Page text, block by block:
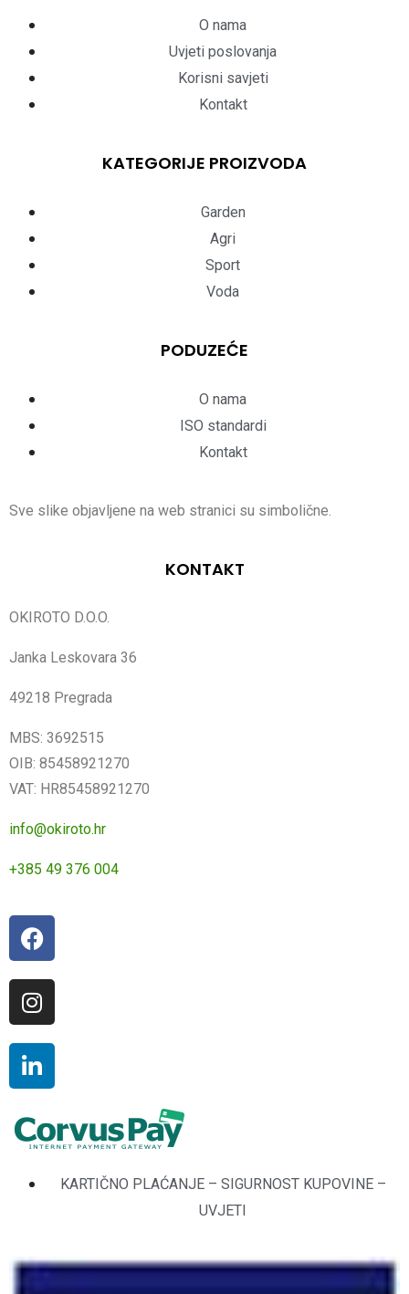
O nama
Uvjeti poslovanja
Korisni savjeti
Kontakt
KATEGORIJE PROIZVODA
Garden
Agri
Sport
Voda
PODUZEĆE
O nama
ISO standardi
Kontakt
Sve slike objavljene na web stranici su simbolične.
KONTAKT
OKIROTO D.O.O.
Janka Leskovara 36
49218 Pregrada
MBS: 3692515
OIB: 85458921270
VAT: HR85458921270
info@okiroto.hr
+385 49 376 004
KARTIČNO PLAĆANJE – SIGURNOST KUPOVINE –
UVJETI